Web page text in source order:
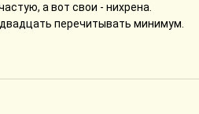
а вот свои - нихрена.
перечитывать минимум.